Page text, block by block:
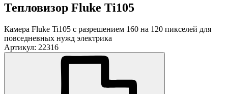
Тепловизор Fluke Ti105
Камера Fluke Ti105 с разрешением 160 на 120 пикселей для
повседневных нужд электрика
Артикул: 22316